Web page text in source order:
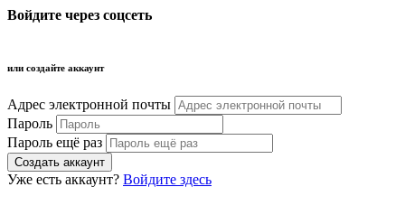
Войдите через соцсеть
или создайте аккаунт
Адрес электронной почты
Пароль
Пароль ещё раз
Уже есть аккаунт? Войдите здесь